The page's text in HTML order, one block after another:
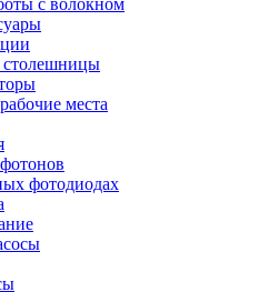
с волокном
столешницы
места
фотодиодах